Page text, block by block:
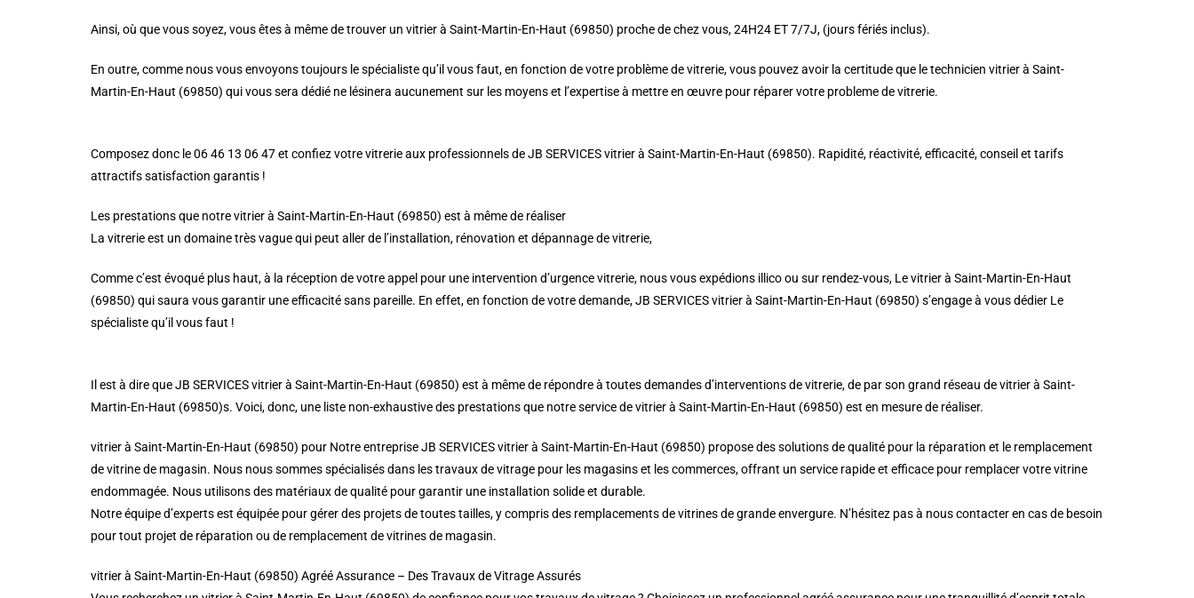
Ainsi, où que vous soyez, vous êtes à même de trouver un vitrier à Saint-Martin-En-Haut (69850) proche de chez vous, 24H24 ET 7/7J, (jours fériés inclus).
En outre, comme nous vous envoyons toujours le spécialiste qu’il vous faut, en fonction de votre problème de vitrerie, vous pouvez avoir la certitude que le technicien vitrier à Saint-
Martin-En-Haut (69850) qui vous sera dédié ne lésinera aucunement sur les moyens et l’expertise à mettre en œuvre pour réparer votre probleme de vitrerie.
Composez donc le 06 46 13 06 47 et confiez votre vitrerie aux professionnels de JB SERVICES vitrier à Saint-Martin-En-Haut (69850). Rapidité, réactivité, efficacité, conseil et tarifs
attractifs satisfaction garantis !
Les prestations que notre vitrier à Saint-Martin-En-Haut (69850) est à même de réaliser
La vitrerie est un domaine très vague qui peut aller de l’installation, rénovation et dépannage de vitrerie,
Comme c’est évoqué plus haut, à la réception de votre appel pour une intervention d’urgence vitrerie, nous vous expédions illico ou sur rendez-vous, Le vitrier à Saint-Martin-En-Haut
(69850) qui saura vous garantir une efficacité sans pareille. En effet, en fonction de votre demande, JB SERVICES vitrier à Saint-Martin-En-Haut (69850) s’engage à vous dédier Le
spécialiste qu’il vous faut !
Il est à dire que JB SERVICES vitrier à Saint-Martin-En-Haut (69850) est à même de répondre à toutes demandes d’interventions de vitrerie, de par son grand réseau de vitrier à Saint-
Martin-En-Haut (69850)s. Voici, donc, une liste non-exhaustive des prestations que notre service de vitrier à Saint-Martin-En-Haut (69850) est en mesure de réaliser.
vitrier à Saint-Martin-En-Haut (69850) pour Notre entreprise JB SERVICES vitrier à Saint-Martin-En-Haut (69850) propose des solutions de qualité pour la réparation et le remplacement
de vitrine de magasin. Nous nous sommes spécialisés dans les travaux de vitrage pour les magasins et les commerces, offrant un service rapide et efficace pour remplacer votre vitrine
endommagée. Nous utilisons des matériaux de qualité pour garantir une installation solide et durable.
Notre équipe d’experts est équipée pour gérer des projets de toutes tailles, y compris des remplacements de vitrines de grande envergure. N’hésitez pas à nous contacter en cas de besoin
pour tout projet de réparation ou de remplacement de vitrines de magasin.
vitrier à Saint-Martin-En-Haut (69850) Agréé Assurance – Des Travaux de Vitrage Assurés